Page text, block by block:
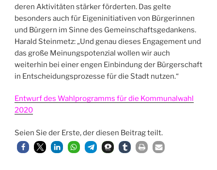
deren Aktivitäten stärker förderten. Das gelte
besonders auch für Eigeninitiativen von Bürgerinnen
und Bürgern im Sinne des Gemeinschaftsgedankens.
Harald Steinmetz: „Und genau dieses Engagement und
das große Meinungspotenzial wollen wir auch
weiterhin bei einer engen Einbindung der Bürgerschaft
in Entscheidungsprozesse für die Stadt nutzen.“
Entwurf des Wahlprogramms für die Kommunalwahl
2020
Seien Sie der Erste, der diesen Beitrag teilt.